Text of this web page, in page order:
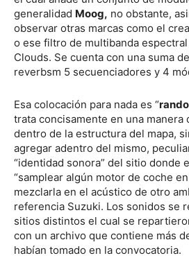
generalidad Moog, no obstante,
observar otras marcas como el
o ese filtro de multibanda
Clouds. Se cuenta con una suma
reverbsm 5 secuenciadores y 4
Esa colocación para nada es “
trata concisamente en una manera
dentro de la estructura del mapa,
agregar adentro del mismo,
“identidad sonora” del sitio donde
“samplear algún motor de coche
mezclarla en el acústico de otro
referencia Suzuki. Los sonidos se
sitios distintos el cual se
con un archivo que contiene más
habían tomado en la convocatoria.